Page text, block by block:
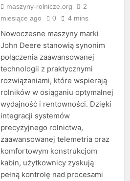
maszyny-rolnicze.org
2
miesiące ago
0 4 mins
Nowoczesne maszyny marki
John Deere stanowią synonim
połączenia zaawansowanej
technologii z praktycznymi
rozwiązaniami, które wspierają
rolników w osiąganiu optymalnej
wydajność i rentowności. Dzięki
integracji systemów
precyzyjnego rolnictwa,
zaawansowanej telemetria oraz
komfortowym konstrukcjom
kabin, użytkownicy zyskują
pełną kontrolę nad procesami